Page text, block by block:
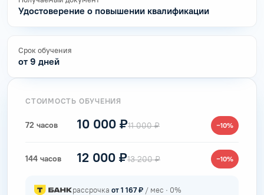
Удостоверение о повышении квалификации
Срок обучения
от 9 дней
СТОИМОСТЬ ОБУЧЕНИЯ
72 часов 10 000 ₽11 000 ₽ −10%
144 часов 12 000 ₽13 200 ₽ −10%
рассрочка от 1 167 ₽ / мес · 0%